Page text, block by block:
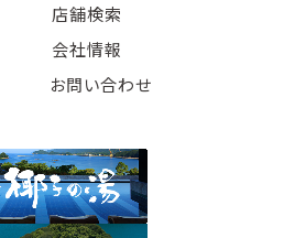
店舗検索
会社情報
お問い合わせ